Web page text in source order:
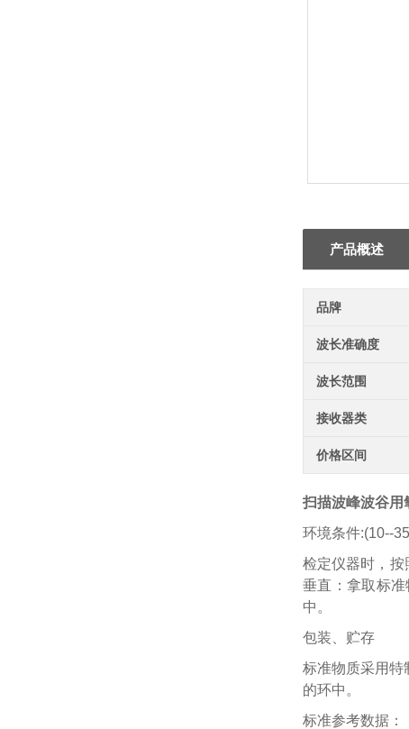
产品概述
品牌
波长准确度
波长范围
接收器类
价格区间
扫描波峰波谷用
环境条件:(10--
检定仪器时，按
垂直：拿取标
中。
包装、贮存
标准物质采用特
的环中。
标准参考数据：